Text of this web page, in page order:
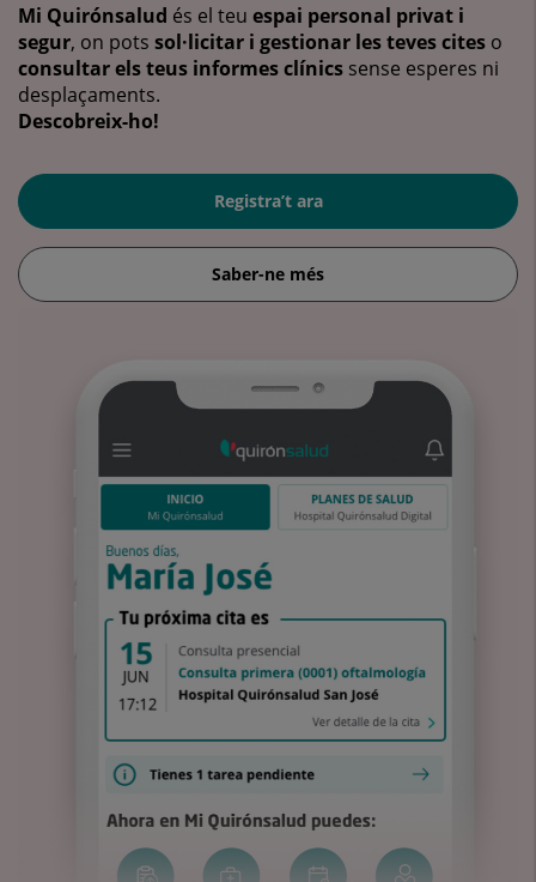
Mi Quirónsalud és el teu espai personal privat i
segur, on pots sol·licitar i gestionar les teves cites o
consultar els teus informes clínics sense esperes ni
desplaçaments.
Descobreix-ho!
Registra’t ara
Saber-ne més